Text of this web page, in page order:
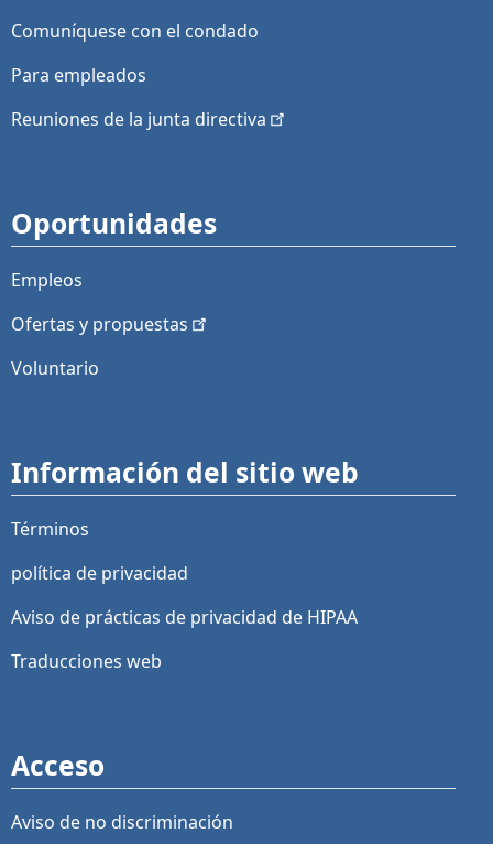
Comuníquese con el condado
Para empleados
Reuniones de la junta directiva
Oportunidades
Empleos
Ofertas y propuestas
Voluntario
Información del sitio web
Términos
política de privacidad
Aviso de prácticas de privacidad de HIPAA
Traducciones web
Acceso
Aviso de no discriminación